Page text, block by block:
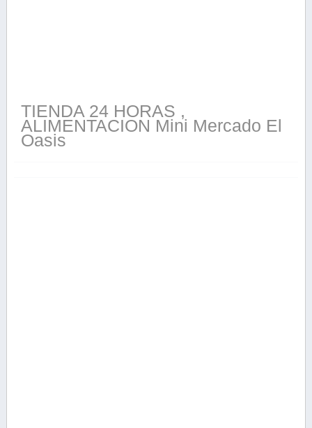
TIENDA 24 HORAS ,
ALIMENTACION Mini Mercado El
Oasis